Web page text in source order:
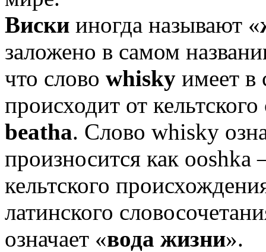
Виски иногда называют «
заложено в самом
что слово whisky имеет в
происходит от
beatha. Слово whisky
произносится как
кельтского
латинского
означает «вода жизни».